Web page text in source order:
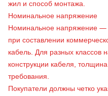
жил и способ монтажа.
Номинальное напряжение
Номинальное напряжение —
при составлении
кабель. Для разных классов
конструкции кабеля,
требования.
Покупатели должны четко